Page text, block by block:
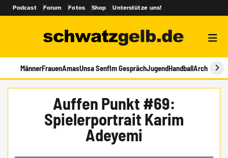
Podcast Forum Fotos Shop Unterstütze uns!
MännerFrauenAmasUnsa SenfIm GesprächJugendHandballArchiv
Auffen Punkt #69:
Spielerportrait Karim
Adeyemi